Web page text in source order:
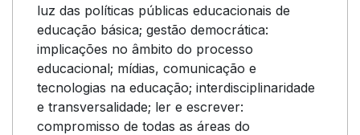
luz das políticas públicas educacionais de
educação básica; gestão democrática:
implicações no âmbito do processo
educacional; mídias, comunicação e
tecnologias na educação; interdisciplinaridade
e transversalidade; ler e escrever:
compromisso de todas as áreas do